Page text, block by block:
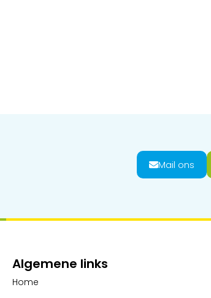
Mail ons
Algemene links
Home